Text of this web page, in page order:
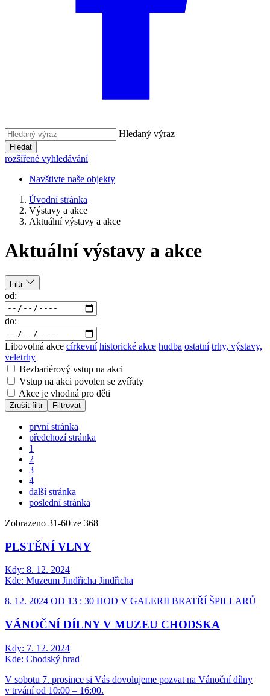
Hledaný výraz
Hledat
rozšířené vyhledávání
Navštivte naše objekty
Úvodní stránka
Výstavy a akce
Aktuální výstavy a akce
Aktuální výstavy a akce
Filtr
od:
do:
Libovolná akce církevní historické akce hudba ostatní trhy, výstavy,
veletrhy
Bezbariérový vstup na akci
Vstup na akci povolen se zvířaty
Akce je vhodná pro děti
Zrušit filtr Filtrovat
první stránka
předchozí stránka
1
2
3
4
další stránka
poslední stránka
Zobrazeno 31-60 ze 368
PLSTĚNÍ VLNY
Kdy: 8. 12. 2024
Kde: Muzeum Jindřicha Jindřicha
8. 12. 2024 OD 13 : 30 HOD V GALERII BRATŘÍ ŠPILLARŮ
VÁNOČNÍ DÍLNY V MUZEU CHODSKA
Kdy: 7. 12. 2024
Kde: Chodský hrad
V sobotu 7. prosince si Vás dovolujeme pozvat na Vánoční dílny
v trvání od 10:00 – 16:00.